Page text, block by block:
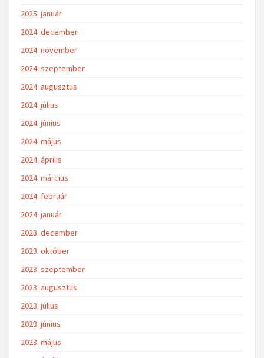
2025. január
2024. december
2024. november
2024. szeptember
2024. augusztus
2024. július
2024. június
2024. május
2024. április
2024. március
2024. február
2024. január
2023. december
2023. október
2023. szeptember
2023. augusztus
2023. július
2023. június
2023. május